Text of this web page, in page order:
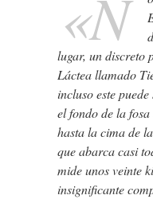
«N
lugar, un discreto
Láctea llamado
incluso este
el fondo de la
hasta la cima de
que abarca casi
mide unos veinte
insignificante